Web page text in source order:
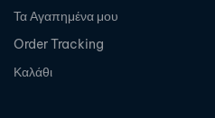
Τα Αγαπημένα μου
Order Tracking
Καλάθι